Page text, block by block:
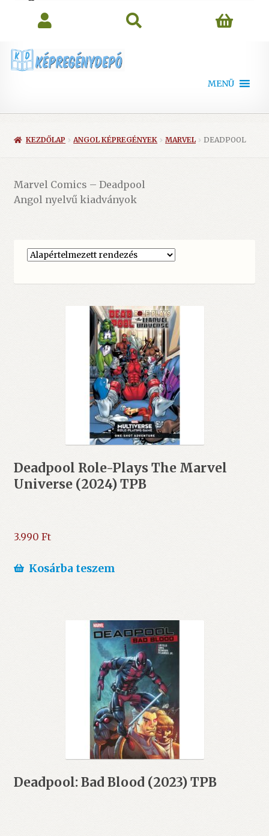
MENÜ
KEZDŐLAP ANGOL KÉPREGÉNYEK MARVEL DEADPOOL
Marvel Comics – Deadpool
Angol nyelvű kiadványok
Deadpool Role-Plays The Marvel
Universe (2024) TPB
3.990 Ft
Kosárba teszem
Deadpool: Bad Blood (2023) TPB